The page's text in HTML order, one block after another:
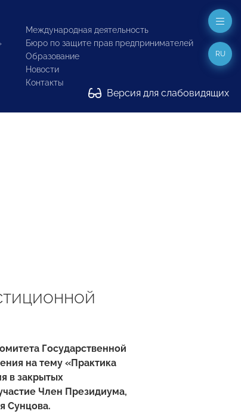
Международная деятельность
Бюро по защите прав предпринимателей
Образование
Новости
Контакты
Версия для слабовидящих
RU
Государственной
на тему «Практика
в закрытых
Член Президиума,
Сунцова.